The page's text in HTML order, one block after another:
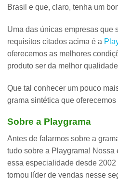
Brasil e que, claro, tenha um
Uma das únicas empresas que
requisitos citados acima é a
oferecemos as melhores
produto ser da melhor
Que tal conhecer um pouco
grama sintética que
Sobre a Playgrama
Antes de falarmos sobre a
tudo sobre a Playgrama! Nossa
essa especialidade desde
tornou líder de vendas nesse